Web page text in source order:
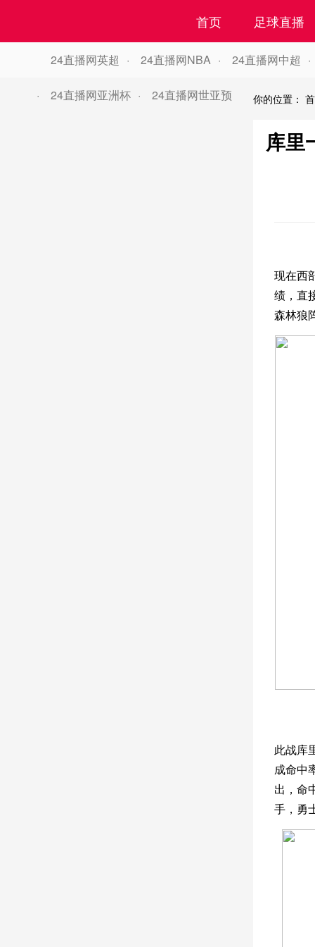
首页 足球直播
24直播网英超 24直播网NBA 24直播网中超
24直播网亚洲杯 24直播网世亚预 你的位置：
库里
现在西
绩，直
森林狼
此战库
成命中
出，命
手，勇